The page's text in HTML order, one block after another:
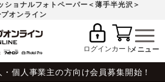
ョナルフォトペーパー＜薄手半光沢＞
オンライン
ログインカート
個人事業主の方向け会員募集開始！